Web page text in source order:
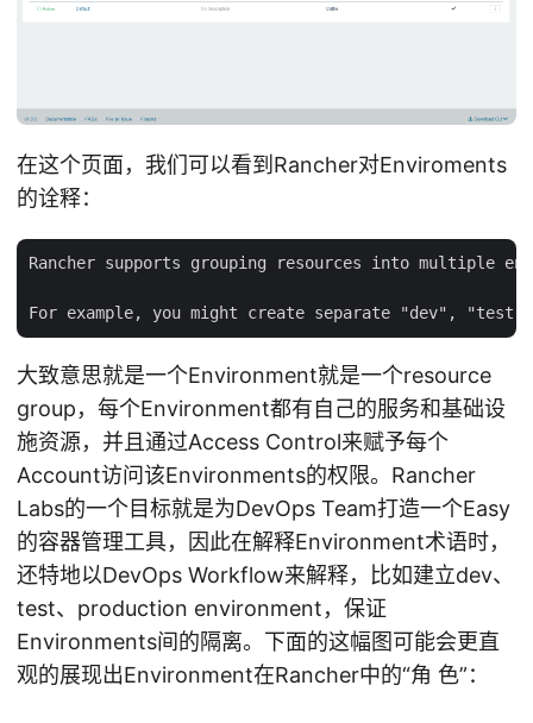
在这个页面，我们可以看到Rancher对Enviroments
的诠释：
Rancher supports grouping resources into multiple
大致意思就是一个Environment就是一个resource
group，每个Environment都有自己的服务和基础设
施资源，并且通过Access Control来赋予每个
Account访问该Environments的权限。Rancher
Labs的一个目标就是为DevOps Team打造一个Easy
的容器管理工具，因此在解释Environment术语时，
还特地以DevOps Workflow来解释，比如建立dev、
test、production environment，保证
Environments间的隔离。下面的这幅图可能会更直
观的展现出Environment在Rancher中的“角 色”：